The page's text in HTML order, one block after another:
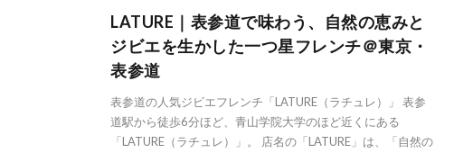
LATURE｜表参道で味わう、自然の恵みと
ジビエを生かした一つ星フレンチ＠東京・
表参道
表参道の人気ジビエフレンチ「LATURE（ラチュレ）」 表参
道駅から徒歩6分ほど、青山学院大学のほど近くにある
「LATURE（ラチュレ）」。 店名の「LATURE」は、「自然の